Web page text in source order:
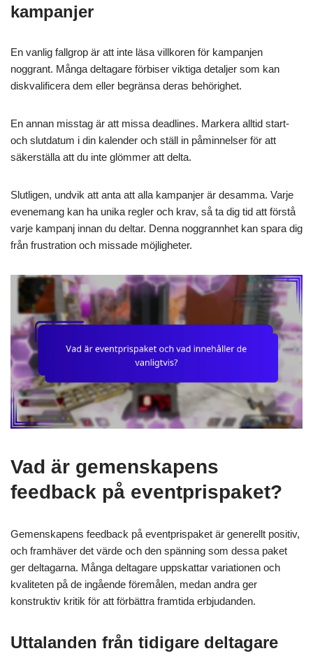
kampanjer
En vanlig fallgrop är att inte läsa villkoren för kampanjen
noggrant. Många deltagare förbiser viktiga detaljer som kan
diskvalificera dem eller begränsa deras behörighet.
En annan misstag är att missa deadlines. Markera alltid start-
och slutdatum i din kalender och ställ in påminnelser för att
säkerställa att du inte glömmer att delta.
Slutligen, undvik att anta att alla kampanjer är desamma. Varje
evenemang kan ha unika regler och krav, så ta dig tid att förstå
varje kampanj innan du deltar. Denna noggrannhet kan spara dig
från frustration och missade möjligheter.
Vad är gemenskapens
feedback på eventprispaket?
Gemenskapens feedback på eventprispaket är generellt positiv,
och framhäver det värde och den spänning som dessa paket
ger deltagarna. Många deltagare uppskattar variationen och
kvaliteten på de ingående föremålen, medan andra ger
konstruktiv kritik för att förbättra framtida erbjudanden.
Uttalanden från tidigare deltagare